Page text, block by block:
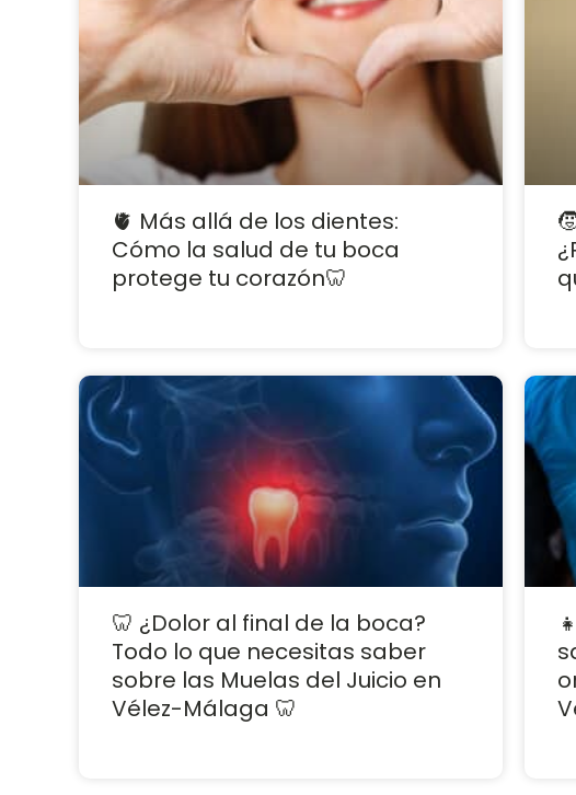
🫀 Más allá de los dientes:
Cómo la salud de tu boca
protege tu corazón🦷
🦷 ¿Dolor al final de la boca?
Todo lo que necesitas saber
sobre las Muelas del Juicio en
Vélez-Málaga 🦷